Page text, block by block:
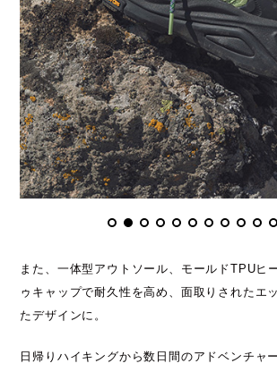
また、一体型アウトソール、モールドTPUヒ
ゥキャップで耐久性を高め、面取りされたエ
たデザインに。
日帰りハイキングから数日間のアドベンチャ